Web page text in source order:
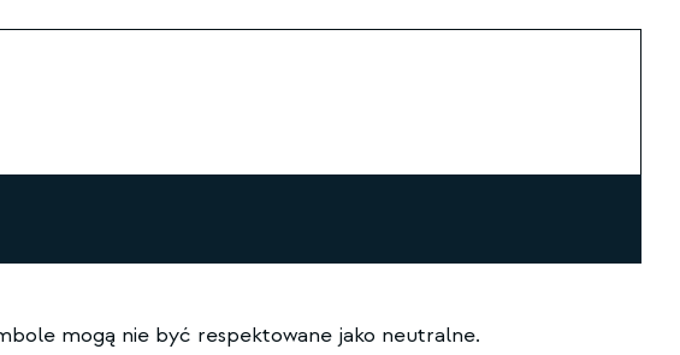
mogą nie być respektowane jako neutralne.